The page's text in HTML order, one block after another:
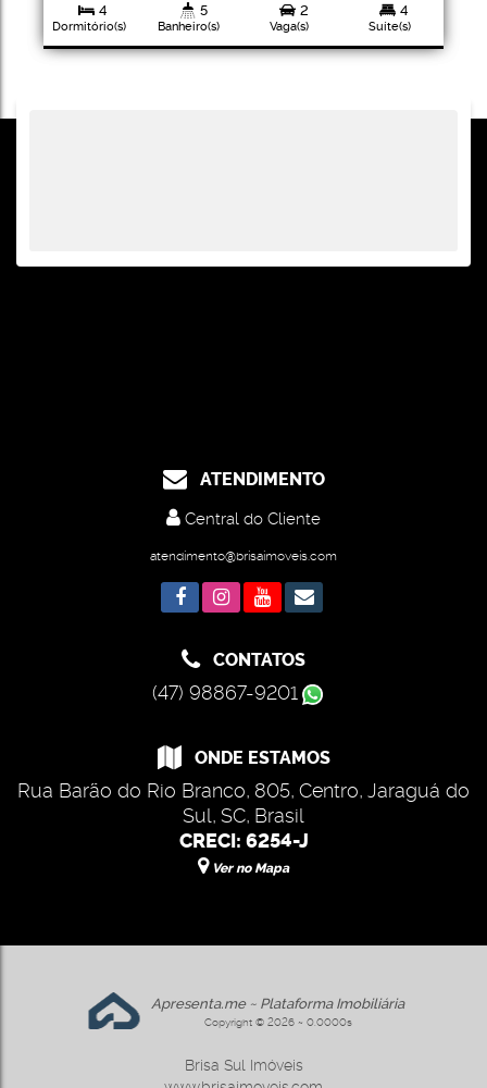
4
Dormitório(s)
5
Banheiro(s)
4
Suíte(s)
Total:
344.01m²
2
Vaga(s)
ATENDIMENTO
Central do Cliente
atendimento@brisaimoveis.com
CONTATOS
(47) 98867-9201
ONDE ESTAMOS
Rua Barão do Rio Branco, 805, Centro, Jaraguá do
Sul, SC, Brasil
CRECI: 6254-J
Ver no Mapa
Apresenta.me ~ Plataforma Imobiliária
Copyright © 2026 ~ 0.0000s
Brisa Sul Imóveis